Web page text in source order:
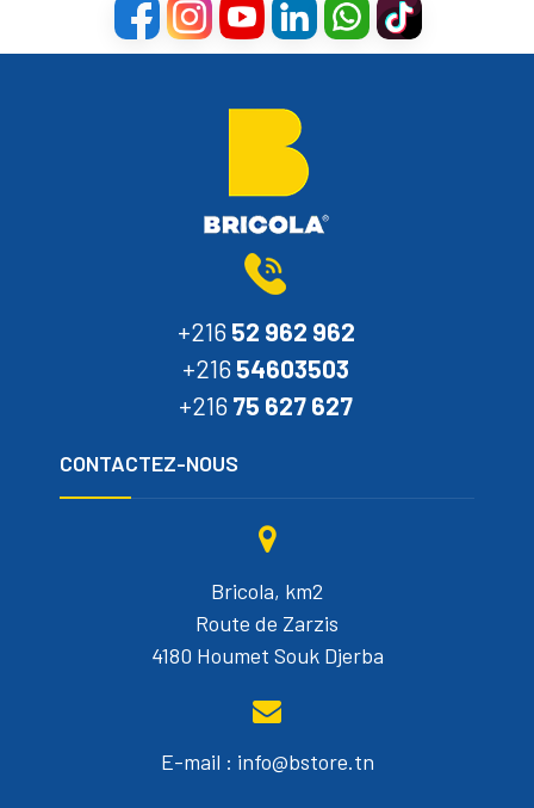
+216 52 962 962
+216 54603503
+216 75 627 627
CONTACTEZ-NOUS
Bricola, km2
Route de Zarzis
4180 Houmet Souk Djerba
E-mail : info@bstore.tn